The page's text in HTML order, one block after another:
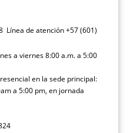
Línea de atención +57 (601)
a viernes 8:00 a.m. a 5:00
en la sede principal:
a 5:00 pm, en jornada